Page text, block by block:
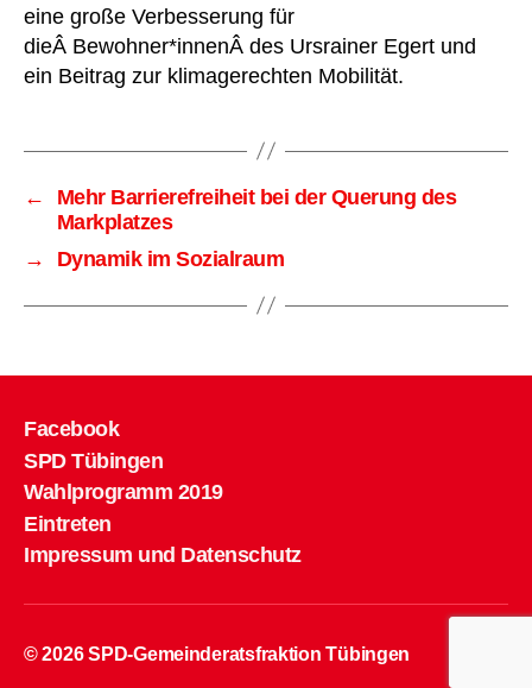
eine große Verbesserung für
dieÂ Bewohner*innenÂ des Ursrainer Egert und
ein Beitrag zur klimagerechten Mobilität.
←
Mehr Barrierefreiheit bei der Querung des
Markplatzes
→
Dynamik im Sozialraum
Facebook
SPD Tübingen
Wahlprogramm 2019
Eintreten
Impressum und Datenschutz
© 2026SPD-Gemeinderatsfraktion Tübingen